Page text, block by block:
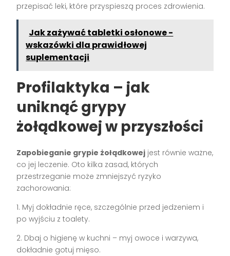
przepisać leki, które przyspieszą proces zdrowienia.
Jak zażywać tabletki osłonowe -
wskazówki dla prawidłowej
suplementacji
Profilaktyka – jak
uniknąć grypy
żołądkowej w przyszłości
Zapobieganie grypie żołądkowej jest równie ważne,
co jej leczenie. Oto kilka zasad, których
przestrzeganie może zmniejszyć ryzyko
zachorowania:
1. Myj dokładnie ręce, szczególnie przed jedzeniem i
po wyjściu z toalety.
2. Dbaj o higienę w kuchni – myj owoce i warzywa,
dokładnie gotuj mięso.